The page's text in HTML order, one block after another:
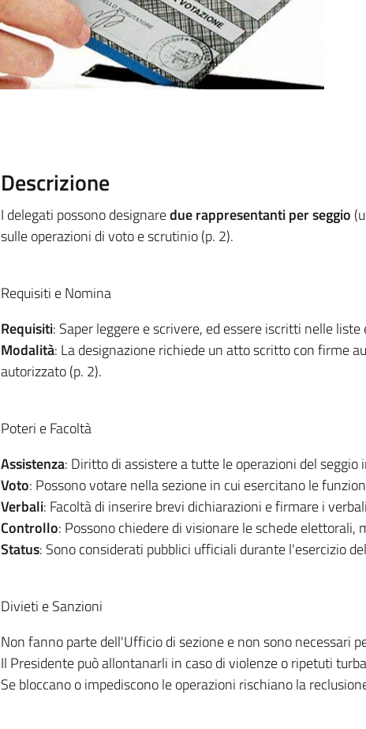
Descrizione
I delegati possono designaredue rappresentanti per seggio
sulle operazioni di voto e scrutinio (p. 2).
Requisiti e Nomina
Requisiti: Saper leggere e scrivere, ed essere iscritti nelle
Modalità: La designazione richiede un atto scritto con firme
autorizzato (p. 2).
Poteri e Facoltà
Assistenza: Diritto di assistere a tutte le operazioni del seggio
Voto: Possono votare nella sezione in cui esercitano le
Verbali: Facoltà di inserire brevi dichiarazioni e firmare i
Controllo: Possono chiedere di visionare le schede elettorali,
Status: Sono considerati pubblici ufficiali durante l'esercizio
Divieti e Sanzioni
Non fanno parte dell'Ufficio di sezione e non sono necessari
Il Presidente può allontanarli in caso di violenze o ripetuti
Se bloccano o impediscono le operazioni rischiano la